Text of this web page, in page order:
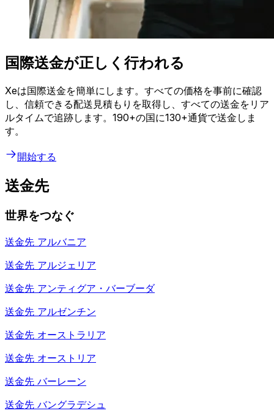
国際送金が正しく行われる
Xeは国際送金を簡単にします。すべての価格を事前に確認
し、信頼できる配送見積もりを取得し、すべての送金をリア
ルタイムで追跡します。190+の国に130+通貨で送金しま
す。
開始する
送金先
世界をつなぐ
送金先 アルバニア
送金先 アルジェリア
送金先 アンティグア・バーブーダ
送金先 アルゼンチン
送金先 オーストラリア
送金先 オーストリア
送金先 バーレーン
送金先 バングラデシュ